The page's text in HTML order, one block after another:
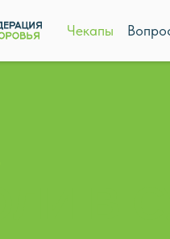
Чекапы